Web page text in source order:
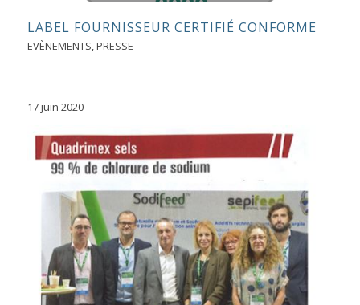
LABEL FOURNISSEUR CERTIFIÉ CONFORME
EVÈNEMENTS,PRESSE
17 juin 2020